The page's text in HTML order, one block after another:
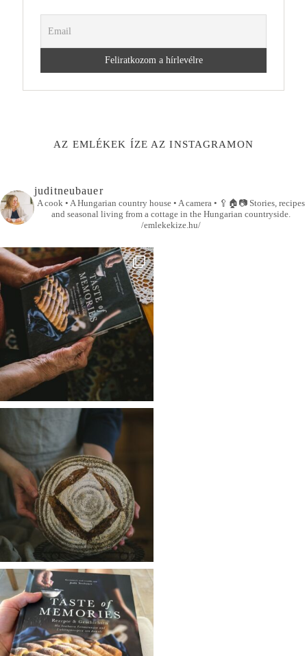
AZ EMLÉKEK ÍZE AZ INSTAGRAMON
juditneubauer
A cook • A Hungarian country house • A camera • 🥄🏠📷Stories, recipes
and seasonal living from a cottage in the Hungarian countryside.
/emlekekize.hu/